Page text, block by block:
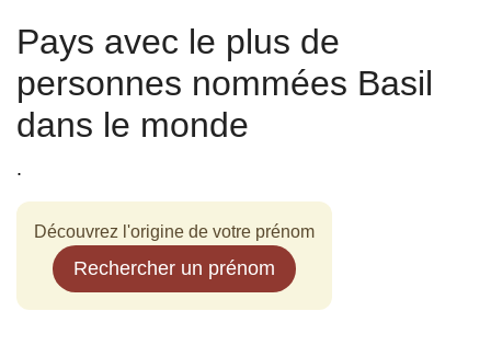
Pays avec le plus de
personnes nommées Basil
dans le monde
.
Découvrez l'origine de votre prénom
Rechercher un prénom